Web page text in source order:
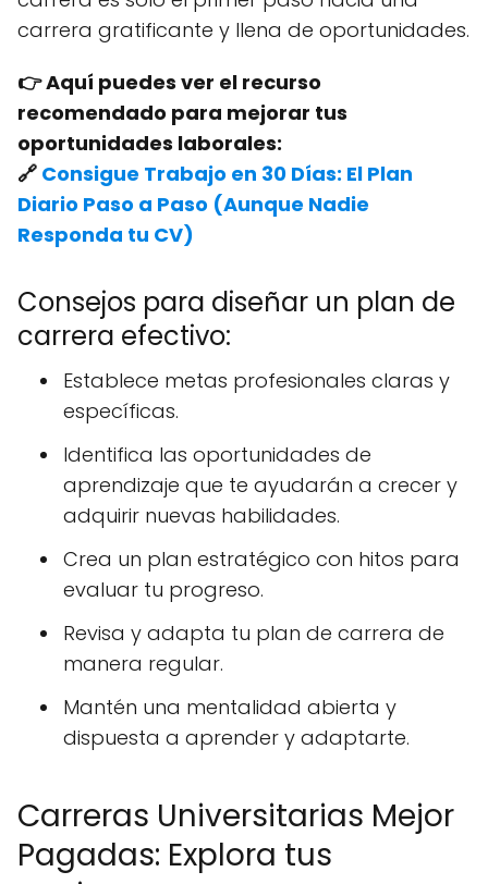
carrera gratificante y llena de oportunidades.
👉 Aquí puedes ver el recurso
recomendado para mejorar tus
oportunidades laborales:
🔗 Consigue Trabajo en 30 Días: El Plan
Diario Paso a Paso (Aunque Nadie
Responda tu CV)
Consejos para diseñar un plan de
carrera efectivo:
Establece metas profesionales claras y
específicas.
Identifica las oportunidades de
aprendizaje que te ayudarán a crecer y
adquirir nuevas habilidades.
Crea un plan estratégico con hitos para
evaluar tu progreso.
Revisa y adapta tu plan de carrera de
manera regular.
Mantén una mentalidad abierta y
dispuesta a aprender y adaptarte.
Carreras Universitarias Mejor
Pagadas: Explora tus